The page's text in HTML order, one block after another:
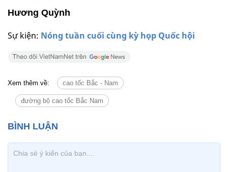
Sự kiện: Nóng tuần cuối cùng kỳ họp Quốc hội
Hương Quỳnh
Xem thêm về: cao tốc Bắc - Nam
đường bộ cao tốc Bắc Nam